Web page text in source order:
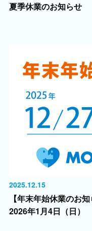
夏季休業のお知らせ
2025.12.15
【年末年始休業のお
2026年1月4日（日）